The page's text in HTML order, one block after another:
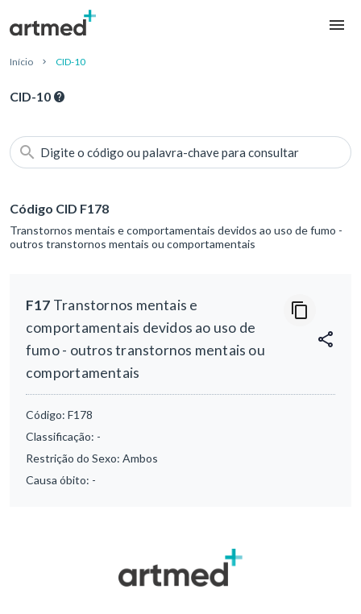
Início CID-10
CID-10
Digite o código ou palavra-chave para consultar
Código CID F178
Transtornos mentais e comportamentais devidos ao uso de fumo -
outros transtornos mentais ou comportamentais
F17 Transtornos mentais e
comportamentais devidos ao uso de
fumo - outros transtornos mentais ou
comportamentais
Código: F178
Classificação: -
Restrição do Sexo: Ambos
Causa óbito: -